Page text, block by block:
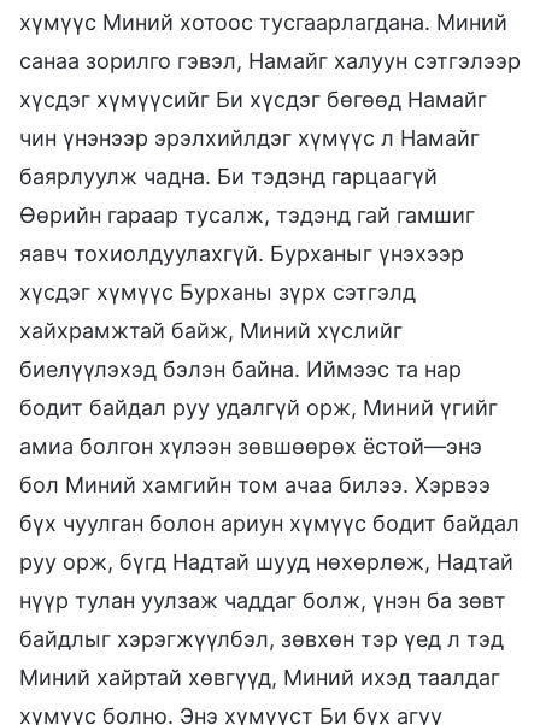
хүмүүс Миний хотоос тусгаарлагдана. Миний
санаа зорилго гэвэл, Намайг халуун сэтгэлээр
хүсдэг хүмүүсийг Би хүсдэг бөгөөд Намайг
чин үнэнээр эрэлхийлдэг хүмүүс л Намайг
баярлуулж чадна. Би тэдэнд гарцаагүй
Өөрийн гараар тусалж, тэдэнд гай гамшиг
яавч тохиолдуулахгүй. Бурханыг үнэхээр
хүсдэг хүмүүс Бурханы зүрх сэтгэлд
хайхрамжтай байж, Миний хүслийг
биелүүлэхэд бэлэн байна. Иймээс та нар
бодит байдал руу удалгүй орж, Миний үгийг
амиа болгон хүлээн зөвшөөрөх ёстой—энэ
бол Миний хамгийн том ачаа билээ. Хэрвээ
бүх чуулган болон ариун хүмүүс бодит байдал
руу орж, бүгд Надтай шууд нөхөрлөж, Надтай
нүүр тулан уулзаж чаддаг болж, үнэн ба зөвт
байдлыг хэрэгжүүлбэл, зөвхөн тэр үед л тэд
Миний хайртай хөвгүүд, Миний ихэд таалдаг
хүмүүс болно. Энэ хүмүүст Би бүх агуу